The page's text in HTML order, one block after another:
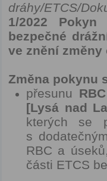
dráhy/ETCS/
1/2022
bezpečné
ve znění
Změna pokynu
přesunu
[Lysá nad
kterých se
s
RBC a
části ETCS